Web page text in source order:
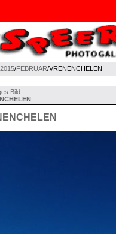
2015/FEBRUAR/VRENENCHELEN
Bild: